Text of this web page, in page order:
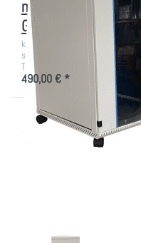
mit Rollen in versch.
Größen
kleiner, leiser Büro EDV-Schrank
schallgedämmt gegen Lärm der IT-
Technik
490,00 € *
Drücken